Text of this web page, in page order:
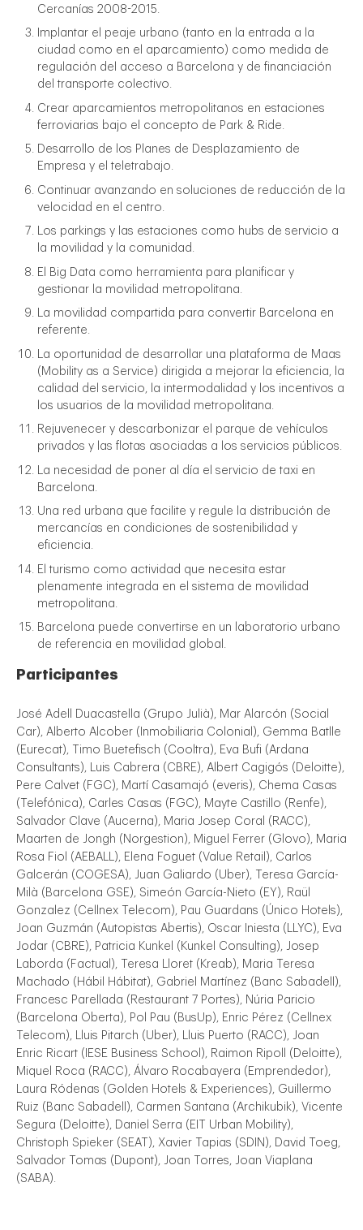
Cercanías 2008-2015.
Implantar el peaje urbano (tanto en la entrada a la
ciudad como en el aparcamiento) como medida de
regulación del acceso a Barcelona y de financiación
del transporte colectivo.
Crear aparcamientos metropolitanos en estaciones
ferroviarias bajo el concepto de Park & ​​Ride.
Desarrollo de los Planes de Desplazamiento de
Empresa y el teletrabajo.
Continuar avanzando en soluciones de reducción de la
velocidad en el centro.
Los parkings y las estaciones como hubs de servicio a
la movilidad y la comunidad.
El Big Data como herramienta para planificar y
gestionar la movilidad metropolitana.
La movilidad compartida para convertir Barcelona en
referente.
La oportunidad de desarrollar una plataforma de Maas
(Mobility as a Service) dirigida a mejorar la eficiencia, la
calidad del servicio, la intermodalidad y los incentivos a
los usuarios de la movilidad metropolitana.
Rejuvenecer y descarbonizar el parque de vehículos
privados y las flotas asociadas a los servicios públicos.
La necesidad de poner al día el servicio de taxi en
Barcelona.
Una red urbana que facilite y regule la distribución de
mercancías en condiciones de sostenibilidad y
eficiencia.
El turismo como actividad que necesita estar
plenamente integrada en el sistema de movilidad
metropolitana.
Barcelona puede convertirse en un laboratorio urbano
de referencia en movilidad global.
Participantes
José Adell Duacastella (Grupo Julià), Mar Alarcón (Social
Car), Alberto Alcober (Inmobiliaria Colonial), Gemma Batlle
(Eurecat), Timo Buetefisch (Cooltra), Eva Bufi (Ardana
Consultants), Luis Cabrera (CBRE), Albert Cagigós (Deloitte),
Pere Calvet (FGC), Martí Casamajó (everis), Chema Casas
(Telefónica), Carles Casas (FGC), Mayte Castillo (Renfe),
Salvador Clave (Aucerna), Maria Josep Coral (RACC),
Maarten de Jongh (Norgestion), Miguel Ferrer (Glovo), Maria
Rosa Fiol (AEBALL), Elena Foguet (Value Retail), Carlos
Galcerán (COGESA), Juan Galiardo (Uber), Teresa García-
Milà (Barcelona GSE), Simeón García-Nieto (EY), Raül
Gonzalez (Cellnex Telecom), Pau Guardans (Único Hotels),
Joan Guzmán (Autopistas Abertis), Oscar Iniesta (LLYC), Eva
Jodar (CBRE), Patricia Kunkel (Kunkel Consulting), Josep
Laborda (Factual), Teresa Lloret (Kreab), Maria Teresa
Machado (Hábil Hábitat), Gabriel Martínez (Banc Sabadell),
Francesc Parellada (Restaurant 7 Portes), Núria Paricio
(Barcelona Oberta), Pol Pau (BusUp), Enric Pérez (Cellnex
Telecom), Lluis Pitarch (Uber), Lluis Puerto (RACC), Joan
Enric Ricart (IESE Business School), Raimon Ripoll (Deloitte),
Miquel Roca (RACC), Álvaro Rocabayera (Emprendedor),
Laura Ródenas (Golden Hotels & Experiences), Guillermo
Ruiz (Banc Sabadell), Carmen Santana (Archikubik), Vicente
Segura (Deloitte), Daniel Serra (EIT Urban Mobility),
Christoph Spieker (SEAT), Xavier Tapias (SDIN), David Toeg,
Salvador Tomas (Dupont), Joan Torres, Joan Viaplana
(SABA).